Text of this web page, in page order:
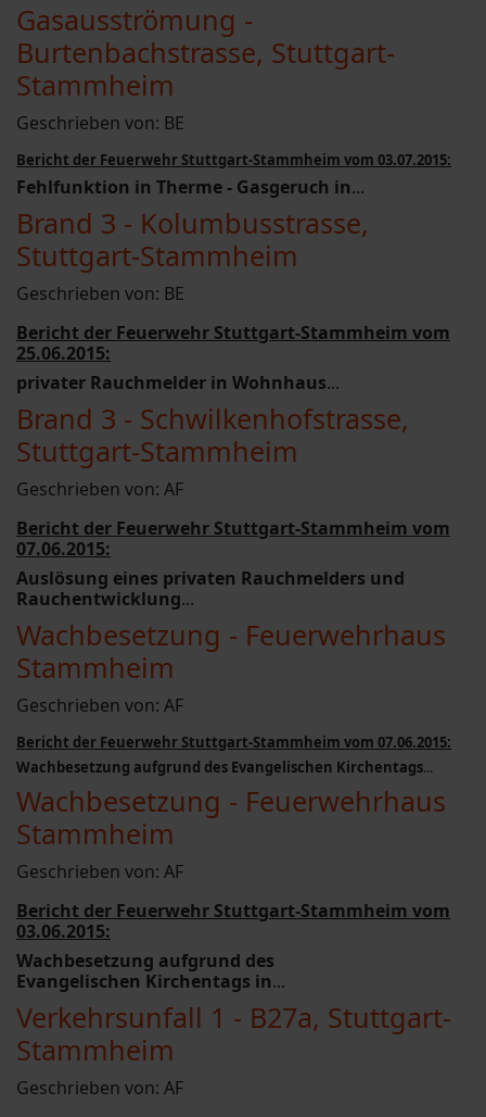
Gasausströmung -
Burtenbachstrasse, Stuttgart-
Stammheim
Geschrieben von: BE
Bericht der Feuerwehr Stuttgart-Stammheim vom 03.07.2015:
Fehlfunktion in Therme - Gasgeruch in...
Brand 3 - Kolumbusstrasse,
Stuttgart-Stammheim
Geschrieben von: BE
Bericht der Feuerwehr Stuttgart-Stammheim vom
25.06.2015:
privater Rauchmelder in Wohnhaus...
Brand 3 - Schwilkenhofstrasse,
Stuttgart-Stammheim
Geschrieben von: AF
Bericht der Feuerwehr Stuttgart-Stammheim vom
07.06.2015:
Auslösung eines privaten Rauchmelders und
Rauchentwicklung...
Wachbesetzung - Feuerwehrhaus
Stammheim
Geschrieben von: AF
Bericht der Feuerwehr Stuttgart-Stammheim vom 07.06.2015:
Wachbesetzung aufgrund des Evangelischen Kirchentags...
Wachbesetzung - Feuerwehrhaus
Stammheim
Geschrieben von: AF
Bericht der Feuerwehr Stuttgart-Stammheim vom
03.06.2015:
Wachbesetzung aufgrund des
Evangelischen Kirchentags in...
Verkehrsunfall 1 - B27a, Stuttgart-
Stammheim
Geschrieben von: AF